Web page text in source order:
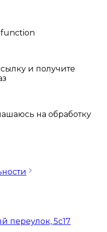
function
и получите
на обработку
переулок, 5с17